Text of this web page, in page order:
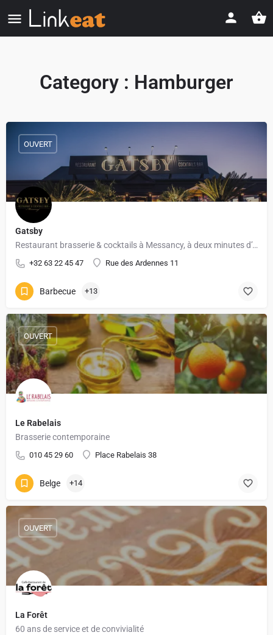
Category : Hamburger
Gatsby
Restaurant brasserie & cocktails à Messancy, à deux minutes d’Arlon
+32 63 22 45 47 Rue des Ardennes 11
OUVERT
Barbecue +13
Le Rabelais
Brasserie contemporaine
010 45 29 60 Place Rabelais 38
OUVERT
Belge +14
La Forêt
60 ans de service et de convivialité
OUVERT